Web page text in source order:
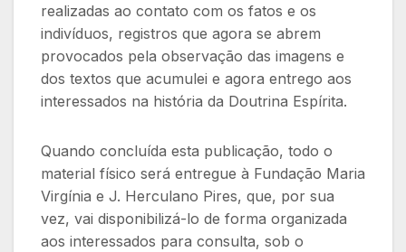
realizadas ao contato com os fatos e os
indivíduos, registros que agora se abrem
provocados pela observação das imagens e
dos textos que acumulei e agora entrego aos
interessados na história da Doutrina Espírita.
Quando concluída esta publicação, todo o
material físico será entregue à Fundação Maria
Virgínia e J. Herculano Pires, que, por sua
vez, vai disponibilizá-lo de forma organizada
aos interessados para consulta, sob o